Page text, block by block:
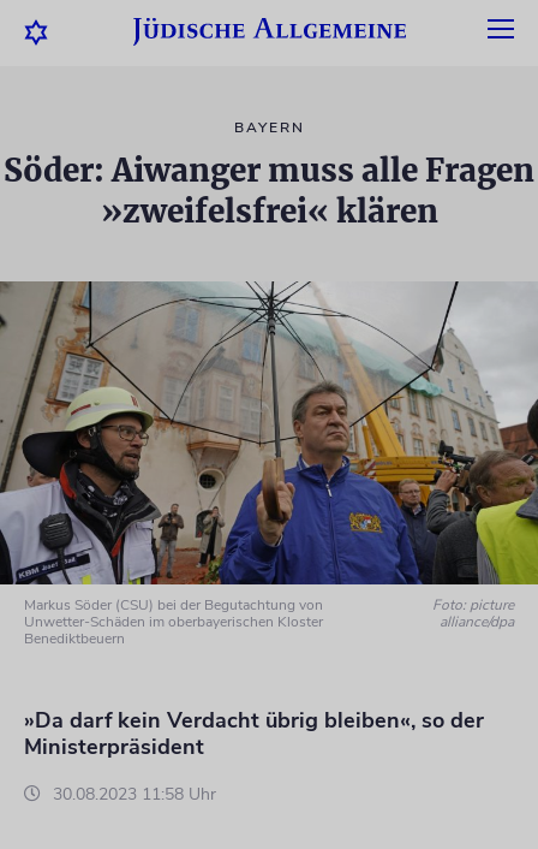
BAYERN
Söder: Aiwanger muss alle Fragen
»zweifelsfrei« klären
Markus Söder (CSU) bei der Begutachtung von
Unwetter-Schäden im oberbayerischen Kloster
Benediktbeuern
Foto: picture
alliance/dpa
»Da darf kein Verdacht übrig bleiben«, so der
Ministerpräsident
30.08.2023 11:58 Uhr